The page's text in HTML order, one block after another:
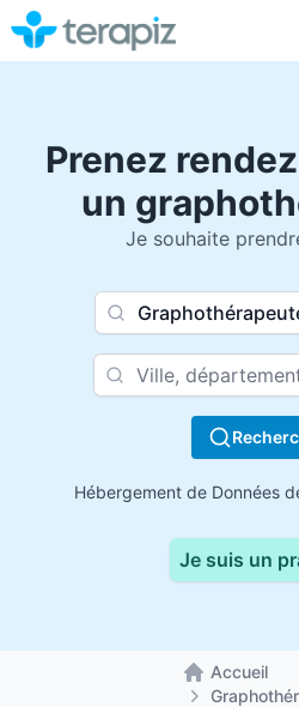
Prenez
un
Je souhaite
Hébergement de Données
Je suis un
Accueil
Retour à la